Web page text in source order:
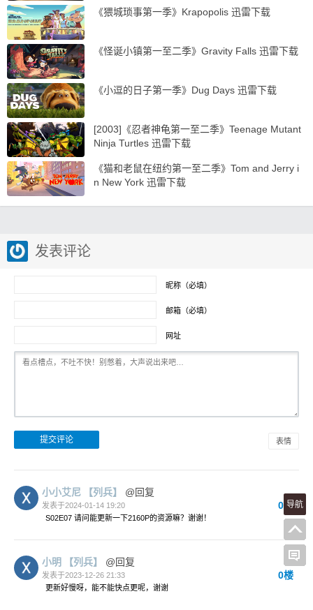
《猥城琐事第一季》Krapopolis 迅雷下载
《怪诞小镇第一至二季》Gravity Falls 迅雷下载
《小逗的日子第一季》Dug Days 迅雷下载
[2003]《忍者神龟第一至二季》Teenage Mutant
Ninja Turtles 迅雷下载
《猫和老鼠在纽约第一至二季》Tom and Jerry i
n New York 迅雷下载
发表评论
昵称（必填）
邮箱（必填）
网址
表情
小小艾尼 【列兵】 @回复
发表于2024-01-14 19:20 0楼
S02E07 请问能更新一下2160P的资源嘛？谢谢！
小明 【列兵】 @回复
发表于2023-12-26 21:33 0楼
更新好慢呀，能不能快点更呢，谢谢
导航